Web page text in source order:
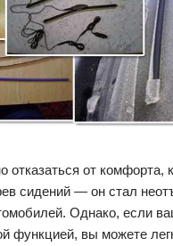
отказаться от комфорта,
сидений — он стал
Однако, если
функцией, вы можете